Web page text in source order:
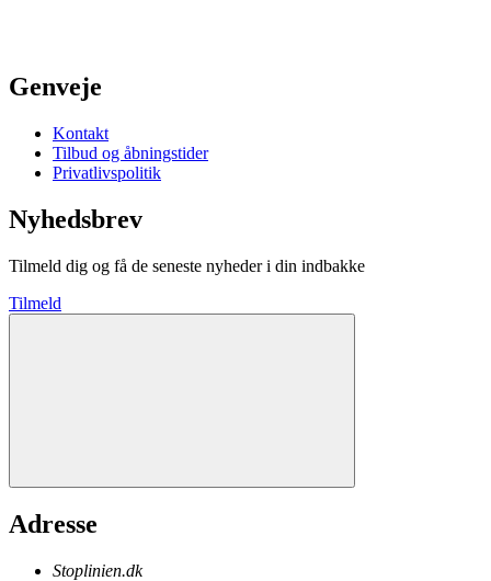
Genveje
Kontakt
Tilbud og åbningstider
Privatlivspolitik
Nyhedsbrev
Tilmeld dig og få de seneste nyheder i din indbakke
Tilmeld
Adresse
Stoplinien.dk